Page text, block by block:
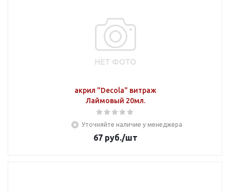
акрил "Decola" витраж
Лаймовый 20мл.
Уточняйте наличие у менеджера
67руб./шт